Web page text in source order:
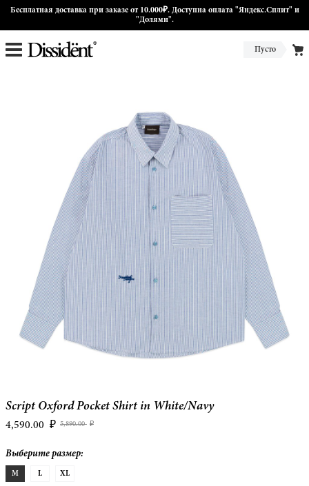
Бесплатная доставка при заказе от 10.000₽. Доступна оплата "Яндекс.Сплит" и
"Долями".
Пусто
Script Oxford Pocket Shirt in White/Navy
4,590.00 ₽ 5,890.00 ₽
Выберите размер:
M L XL